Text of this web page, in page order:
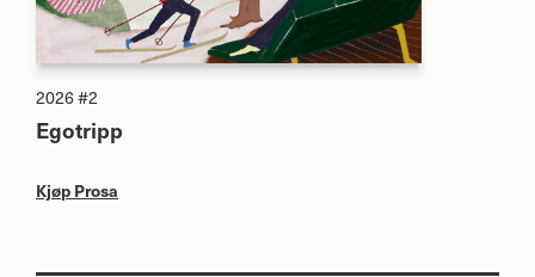
2026 #2
Egotripp
Kjøp Prosa